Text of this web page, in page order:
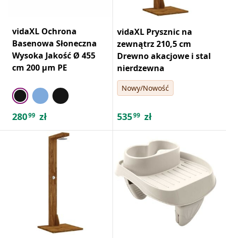
vidaXL Ochrona
Basenowa Słoneczna
Wysoka Jakość Ø 455
cm 200 μm PE
28099 zł
vidaXL Prysznic na
zewnątrz 210,5 cm
Drewno akacjowe i stal
nierdzewna
Nowy/Nowość
53599 zł